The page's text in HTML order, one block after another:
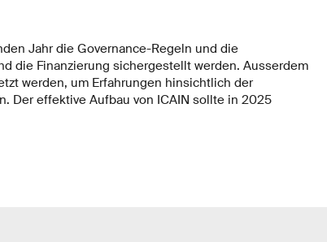
Jahr die Governance-Regeln und die
die Finanzierung sichergestellt werden. Ausserdem
werden, um Erfahrungen hinsichtlich der
Der effektive Aufbau von ICAIN sollte in 2025